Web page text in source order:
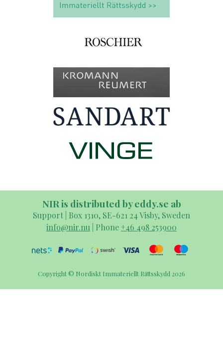
NIR is distributed by eddy.se ab
Support | Box 1310, SE-621 24 Visby, Sweden
info@nir.nu | Phone+46 498 253900
Copyright © Nordiskt Immateriellt Rättsskydd 2026